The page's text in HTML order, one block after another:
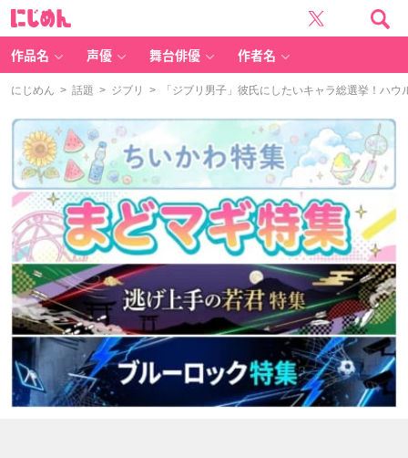
作品名 声優 舞台俳優 作者名
にじめん > 話題 > ジブリ > 「ジブリ男子」彼氏にしたいキャラ総選挙！ハ